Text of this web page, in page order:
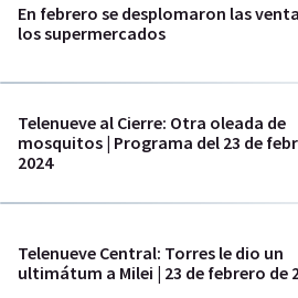
En febrero se desplomaron las
los supermercados
Telenueve al Cierre: Otra oleada de
mosquitos | Programa del 23 de
2024
Telenueve Central: Torres le dio un
ultimátum a Milei | 23 de febrero de